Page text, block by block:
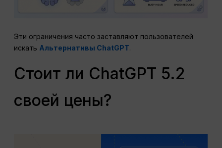
Эти ограничения часто заставляют пользователей
искать Альтернативы ChatGPT.
Стоит ли ChatGPT 5.2
своей цены?